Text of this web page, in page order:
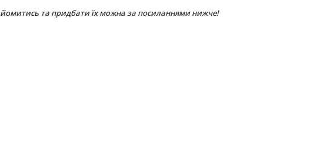
та придбати їх можна за посиланнями нижче!